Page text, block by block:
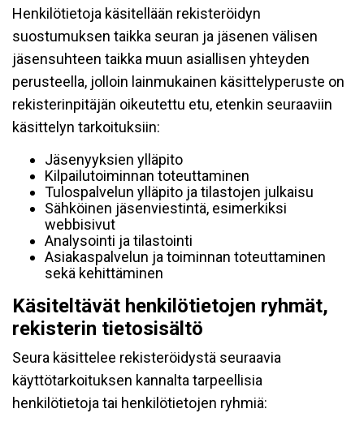
Henkilötietoja käsitellään rekisteröidyn
suostumuksen taikka seuran ja jäsenen välisen
jäsensuhteen taikka muun asiallisen yhteyden
perusteella, jolloin lainmukainen käsittelyperuste on
rekisterinpitäjän oikeutettu etu, etenkin seuraaviin
käsittelyn tarkoituksiin:
Jäsenyyksien ylläpito
Kilpailutoiminnan toteuttaminen
Tulospalvelun ylläpito ja tilastojen julkaisu
Sähköinen jäsenviestintä, esimerkiksi
webbisivut
Analysointi ja tilastointi
Asiakaspalvelun ja toiminnan toteuttaminen
sekä kehittäminen
Käsiteltävät henkilötietojen ryhmät,
rekisterin tietosisältö
Seura käsittelee rekisteröidystä seuraavia
käyttötarkoituksen kannalta tarpeellisia
henkilötietoja tai henkilötietojen ryhmiä: